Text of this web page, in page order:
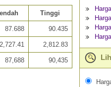
Tinggi
87.688 90.435
2,727.41 2,812.83
87,688 90,435